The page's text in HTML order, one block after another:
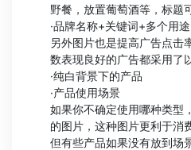
野餐，放置葡萄酒等，标题
·品牌名称+关键词+多个用
另外图片也是提高广告点击
数表现良好的广告都采用了
·纯白背景下的产品
·产品使用场景
如果你不确定使用哪种类型
的图片，这种图片更利于消
但有些产品如果没有放到场